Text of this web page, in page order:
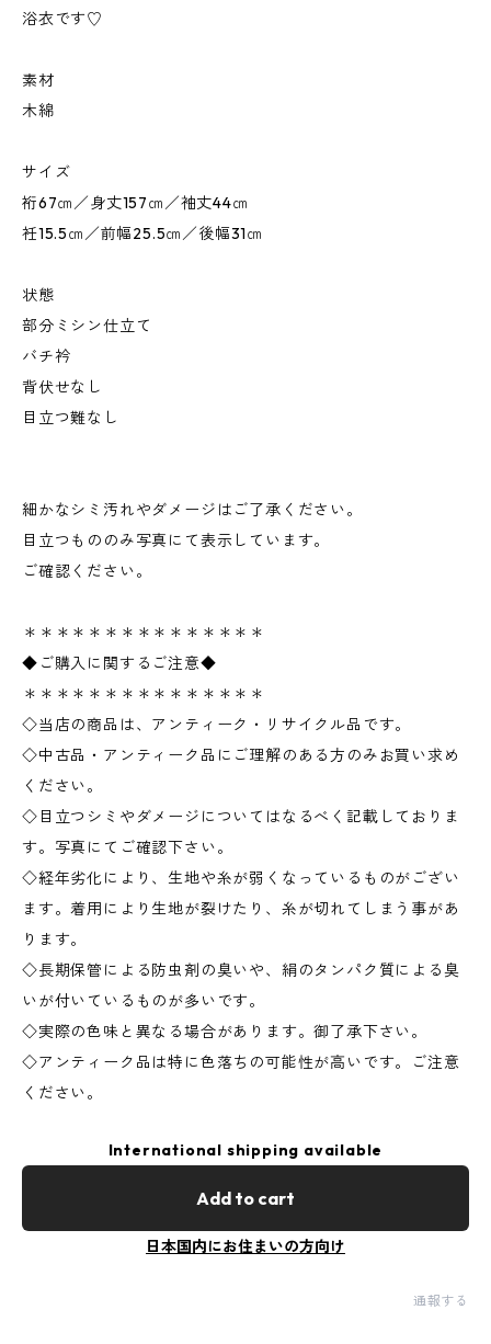
浴衣です♡
素材
木綿
サイズ
裄67㎝／身丈157㎝／袖丈44㎝
衽15.5㎝／前幅25.5㎝／後幅31㎝
状態
部分ミシン仕立て
バチ衿
背伏せなし
目立つ難なし
細かなシミ汚れやダメージはご了承ください。
目立つもののみ写真にて表示しています。
ご確認ください。
＊＊＊＊＊＊＊＊＊＊＊＊＊＊＊
◆ご購入に関するご注意◆
＊＊＊＊＊＊＊＊＊＊＊＊＊＊＊
◇当店の商品は、アンティーク・リサイクル品です。
◇中古品・アンティーク品にご理解のある方のみお買い求め
ください。
◇目立つシミやダメージについてはなるべく記載しておりま
す。写真にてご確認下さい。
◇経年劣化により、生地や糸が弱くなっているものがござい
ます。着用により生地が裂けたり、糸が切れてしまう事があ
ります。
◇長期保管による防虫剤の臭いや、絹のタンパク質による臭
いが付いているものが多いです。
◇実際の色味と異なる場合があります。御了承下さい。
◇アンティーク品は特に色落ちの可能性が高いです。ご注意
ください。
International shipping available
Add to cart
日本国内にお住まいの方向け
通報する